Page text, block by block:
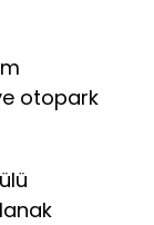
otopark